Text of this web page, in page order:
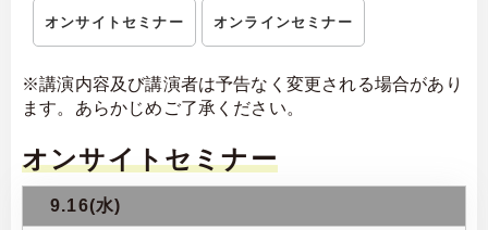
オンサイトセミナー オンラインセミナー
※講演内容及び講演者は予告なく変更される場合があり
ます。あらかじめご了承ください。
オンサイトセミナー
9.16(水)